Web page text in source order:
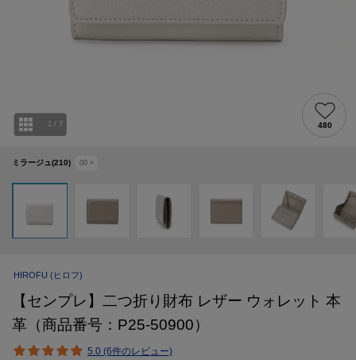
ミラージュ(210) 00 ×
1 / 7 480
HIROFU (ヒロフ)
【センプレ】二つ折り財布 レザー ウォレット 本
革（商品番号：P25-50900）
5.0 (6件のレビュー)